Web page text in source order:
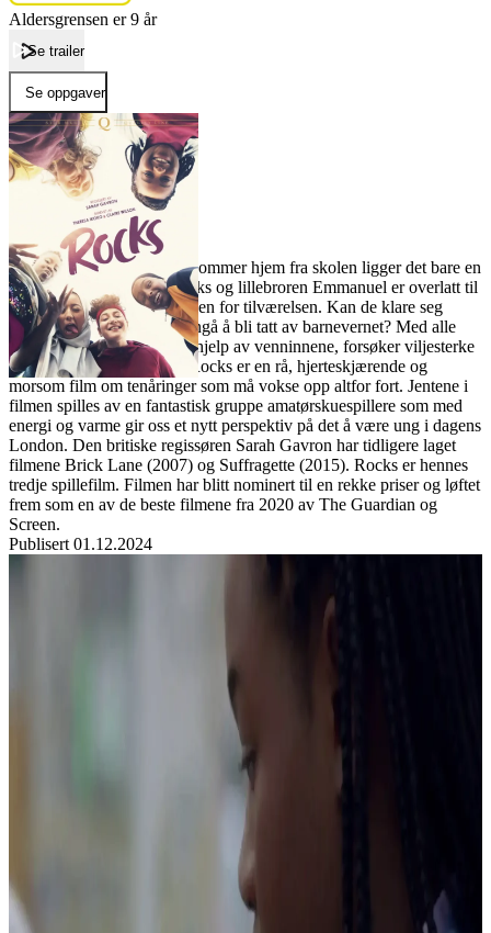
Aldersgrensen er 9 år
Se trailer
Se oppgaver
ForsideRocks
Rocks
En dag 15-åringen Rocks kommer hjem fra skolen ligger det bare en
lapp igjen etter moren. Rocks og lillebroren Emmanuel er overlatt til
seg selv, og nå starter kampen for tilværelsen. Kan de klare seg
alene? Hvordan skal de unngå å bli tatt av barnevernet? Med alle
odds mot seg, og med god hjelp av venninnene, forsøker viljesterke
Rocks å finne en løsning. Rocks er en rå, hjerteskjærende og
morsom film om tenåringer som må vokse opp altfor fort. Jentene i
filmen spilles av en fantastisk gruppe amatørskuespillere som med
energi og varme gir oss et nytt perspektiv på det å være ung i dagens
London. Den britiske regissøren Sarah Gavron har tidligere laget
filmene Brick Lane (2007) og Suffragette (2015). Rocks er hennes
tredje spillefilm. Filmen har blitt nominert til en rekke priser og løftet
frem som en av de beste filmene fra 2020 av The Guardian og
Screen.
Publisert 01.12.2024